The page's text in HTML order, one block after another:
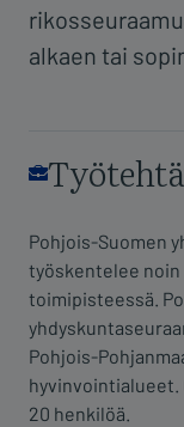
alkaen tai
Pohjois-Suomen
työskentelee noin
toimipisteessä.
Pohjois-
hyvinvointialueet.
20 henkilöä.